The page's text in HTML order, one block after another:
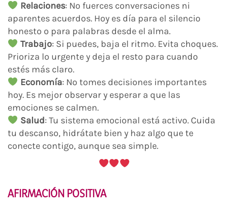
Relaciones: No fuerces conversaciones ni
aparentes acuerdos. Hoy es día para el silencio
honesto o para palabras desde el alma.
Trabajo: Si puedes, baja el ritmo. Evita choques.
Prioriza lo urgente y deja el resto para cuando
estés más claro.
Economía: No tomes decisiones importantes
hoy. Es mejor observar y esperar a que las
emociones se calmen.
Salud: Tu sistema emocional está activo. Cuida
tu descanso, hidrátate bien y haz algo que te
conecte contigo, aunque sea simple.
AFIRMACIÓN POSITIVA